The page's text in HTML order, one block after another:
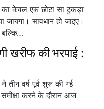
का केवल एक छोटा सा टुकड़ा
सावधान हो जाइए।
बल्कि…
खरीफ की भरपाई :
तीन वर्ष पूर्व शुरू की गई
समीक्षा करने के दौरान आज